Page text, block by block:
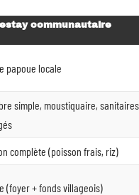
communautaire
papoue locale
simple, moustiquaire, sanitaires
complète (poisson frais, riz)
(foyer + fonds villageois)